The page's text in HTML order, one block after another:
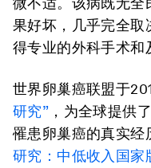
果好坏，几乎完全取
得专业的外科手术和
世界卵巢癌联盟于
研究” ，为全球提供
罹患卵巢癌的真实经
研究：中低收入国家